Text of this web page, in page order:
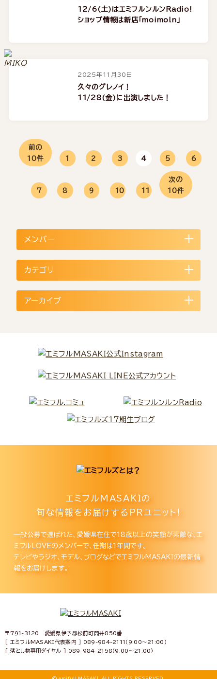
12/6(土)はエミフルンルンRadio!
ショップ情報は新店「moimoln」
2025年11月30日
久々のグレノイ！
11/28(金)に出演しました！
前の
10件
1 2 3 4 5 6
7 8 9 10 11
次の
10件
メンバー
カテゴリ
アーカイブ
エミフルMASAKIの
旬な情報をお届けするPRユニット!
一般公募で選ばれた、愛媛県在住で18歳以上の笑顔が素敵な、エ
ミフルLOVEのメンバーで、任期は1年間です。
テレビやラジオ、モデル、ブログなどでエミフルMASAKIの最新情
報をお届けします。
〒791-3120 愛媛県伊予郡松前町筒井850番
[ エミフルMASAKI代表案内 ] 089-984-2111（9:00～21:00）
[ 落とし物専用ダイヤル ] 089-984-2158（9:00～21:00）
© emifull MASAKI. ALL RIGHTS RESERVED.